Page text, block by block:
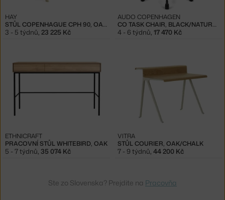
STŮL COPENHAGUE CPH 90, OAK/GREEN LINOLEUM
HAY
3 - 5 týdnů, 23 225 Kč
CO TASK CHAIR, BLACK/NATURAL OAK
AUDO COPENHAGEN
4 - 6 týdnů, 17 470 Kč
PRACOVNÍ STŮL WHITEBIRD, OAK
ETHNICRAFT
5 - 7 týdnů, 35 074 Kč
STŮL COURIER, OAK/CHALK
VITRA
7 - 9 týdnů, 44 200 Kč
Ste zo Slovenska? Prejdite na Pracovňa